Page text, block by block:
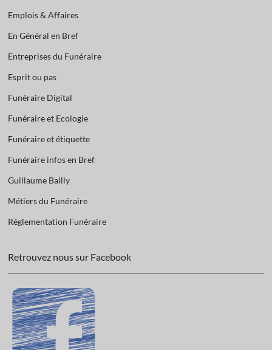
Emplois & Affaires
En Général en Bref
Entreprises du Funéraire
Esprit ou pas
Funéraire Digital
Funéraire et Ecologie
Funéraire et étiquette
Funéraire infos en Bref
Guillaume Bailly
Métiers du Funéraire
Réglementation Funéraire
Retrouvez nous sur Facebook